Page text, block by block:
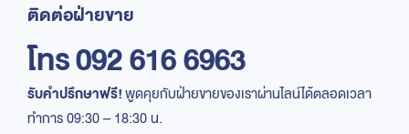
ติดต่อฝ่ายขาย
โทร092 616 6963
รับคำปรึกษาฟรี!พูดคุยกับฝ่ายขายของเราผ่านไลน์ได้ตลอดเวลา
ทำการ 09:30 – 18:30 น.